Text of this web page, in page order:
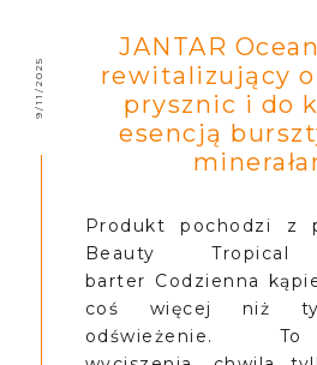
9/11/2025
JANTAR
rewitalizujący
prysznic i do
esencją
Produkt pochodzi z
Beauty
barter Codzienna
coś więcej niż
odświeżenie.